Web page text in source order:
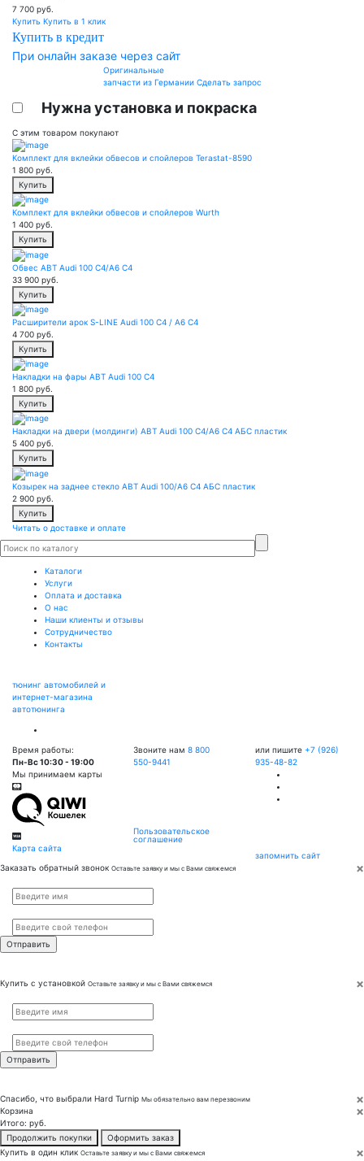
7 700 руб.
Купить Купить в 1 клик
Купить в кредит
При онлайн заказе через сайт
Оригинальные
запчасти из Германии Сделать запрос
Нужна установка и покраска
С этим товаром покупают
Комплект для вклейки обвесов и спойлеров Terastat-8590
1 800 руб.
Купить
Комплект для вклейки обвесов и спойлеров Wurth
1 400 руб.
Купить
Обвес ABT Audi 100 C4/A6 C4
33 900 руб.
Купить
Расширители арок S-LINE Audi 100 C4 / A6 C4
4 700 руб.
Купить
Накладки на фары ABT Audi 100 C4
1 800 руб.
Купить
Накладки на двери (молдинги) ABT Audi 100 C4/A6 C4 АБС пластик
5 400 руб.
Купить
Козырек на заднее стекло ABT Audi 100/A6 C4 АБС пластик
2 900 руб.
Купить
Читать о доставке и оплате
Каталоги
Услуги
Оплата и доставка
О нас
Наши клиенты и отзывы
Сотрудничество
Контакты
тюнинг автомобилей и
интернет-магазина
автотюнинга
Время работы:
Пн-Вс 10:30 - 19:00
Мы принимаем карты
Карта сайта
Звоните нам 8 800
550-9441
Пользовательское
соглашение
или пишите +7 (926)
935-48-82
запомнить сайт
×
Заказать обратный звонок Оставьте заявку и мы с Вами свяжемся
×
Купить с установкой Оставьте заявку и мы с Вами свяжемся
×
Спасибо, что выбрали Hard Turnip Мы обязательно вам перезвоним
×
Корзина
Итого: руб.
Продолжить покупки
Оформить заказ
×
Купить в один клик Оставьте заявку и мы с Вами свяжемся